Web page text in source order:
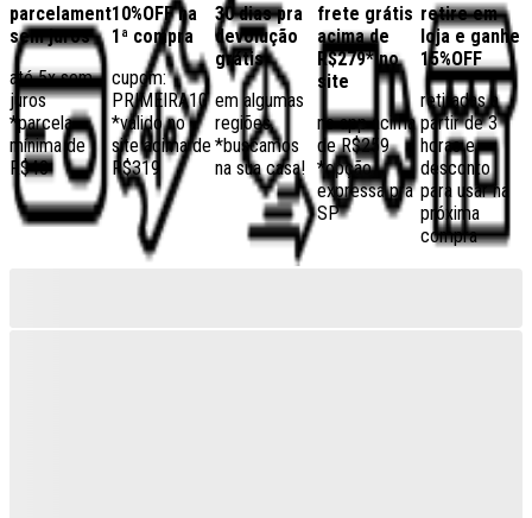
parcelamento
sem juros
até 5x sem
juros
*parcela
mínima de
R$40
10%OFF na
1ª compra
cupom:
PRIMEIRA10
*válido no
site acima de
R$319
30 dias pra
devolução
grátis
em algumas
regiões,
*buscamos
na sua casa!
frete grátis
acima de
R$279* no
site
no app acima
de R$259
*opção
expressa pra
SP
retire em
loja e ganhe
15%OFF
retiradas a
partir de 3
horas e
desconto
para usar na
próxima
compra